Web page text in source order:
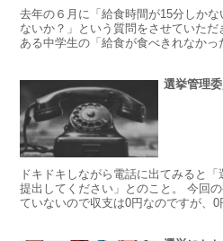
去年の６月に「給食時間が15分しか
ないか？」という質問をさせていた
ある中学生の「給食が食べきれなかっ
選挙管理
ドキドキしながら電話に出てみると
提出してください」とのこと。 今回
ていないので収支は0円なのですが、